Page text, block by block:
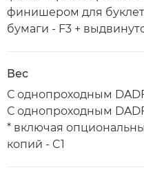
финишером для
бумаги - F3 +
Вес
С однопроходным DADF
С однопроходным
* включая
копий - C1